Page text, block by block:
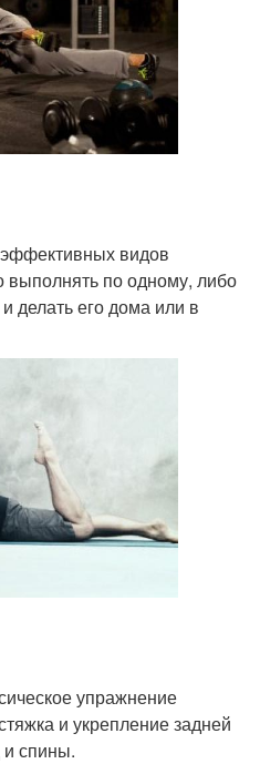
видов
по одному, либо
делать его дома или в
упражнение
и укрепление задней
и спины.